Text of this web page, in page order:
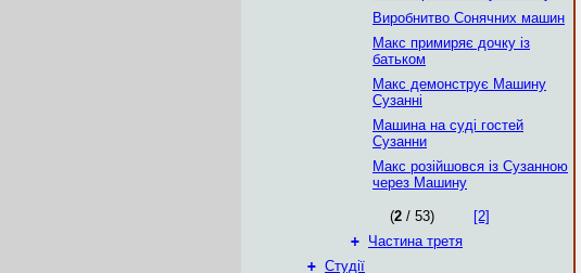
Виробнитво Сонячних машин
Макс примиряє дочку із
батьком
Макс демонструє Машину
Сузанні
Машина на суді гостей
Сузанни
Макс розійшовся із Сузанною
через Машину
(2 / 53)
[2]
+ Частина третя
+ Студії